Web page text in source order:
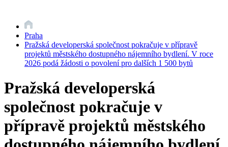
Praha
Pražská developerská společnost pokračuje v přípravě
projektů městského dostupného nájemního bydlení. V roce
2026 podá žádosti o povolení pro dalších 1 500 bytů
Pražská developerská
společnost pokračuje v
přípravě projektů městského